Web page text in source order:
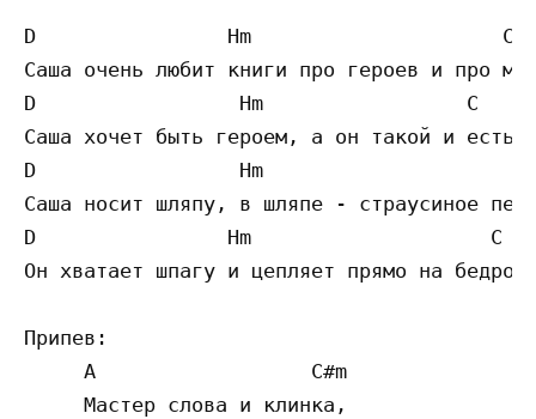
D                Hm                     C
Саша очень любит книги про героев и про
D                 Hm                 C
Саша хочет быть героем, а он такой и есть.
D                 Hm                     C
Саша носит шляпу, в шляпе - страусиное
D                Hm                    C
Он хватает шпагу и цепляет прямо на бедро.
Припев:
     A                  C#m
     Мастер слова и клинка,